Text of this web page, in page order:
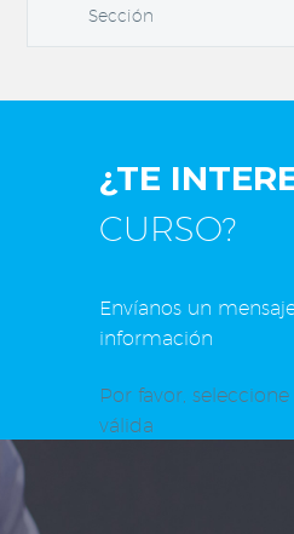
Sección
¿TE
CURSO?
Envíanos un
información
Por favor,
válida